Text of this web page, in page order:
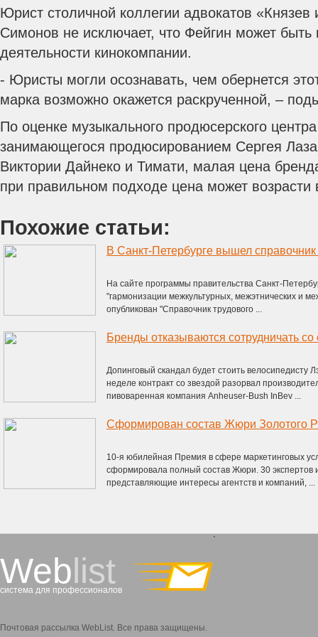
Юрист столичной коллегии адвокатов «Князев
Симонов не исключает, что Фейгин может быть
деятельности кинокомпании.
- Юристы могли осознавать, чем обернется
марка возможно окажется раскрученной, –
По оценке музыкального продюсерского
занимающегося продюсированием Сергея
Виктории Дайнеко и Тимати, малая цена
при правильном подходе цена может возрасти
Похожие статьи:
В Санкт-Петербурге вышел
На сайте программы правительства Санкт-
"гармонизации межкультурных, межэтнических и
опубликован "Справочник трудового ...
Бренды отказываются сотрудничать
Допинговый скандал будет стоить велосипедисту
неделе контракт со звездой разорвал
пивоваренная компания Anheuser-Bush InBev ...
Сформирован состав Жюри Золотого
10-я юбилейная Премия в сфере маркетинговых
сформировала полный состав Жюри. 30 экспертов
представляющие интересы агентств и компаний, ...
Weblist
система для профессионалов
`
Почтовая рассылка WebList. Все права защищены.